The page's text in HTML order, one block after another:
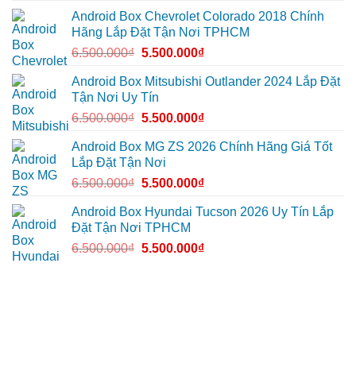
tiện
Everest
Thủ
cần
ánh
sáng
hơn
Android Box Chevrolet Colorado 2018 Chính
Hãng Lắp Đặt Tận Nơi TPHCM
6.500.000₫ 5.500.000₫
Android Box Mitsubishi Outlander 2024 Lắp Đặt
Tận Nơi Uy Tín
6.500.000₫ 5.500.000₫
Android Box MG ZS 2026 Chính Hãng Giá Tốt
Lắp Đặt Tận Nơi
6.500.000₫ 5.500.000₫
Android Box Hyundai Tucson 2026 Uy Tín Lắp
Đặt Tận Nơi TPHCM
6.500.000₫ 5.500.000₫